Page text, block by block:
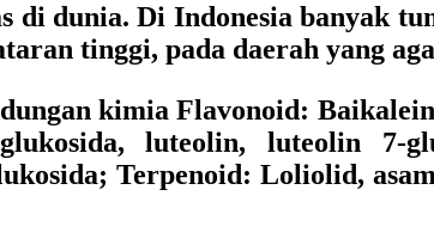
di dunia. Di Indonesia banyak
tinggi, pada daerah yang
kimia Flavonoid:
luteolin, luteolin 7-
Terpenoid: Loliolid,